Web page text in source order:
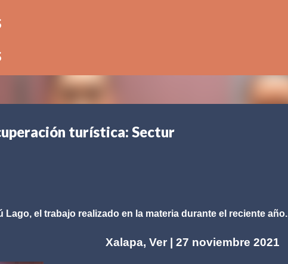
turística: Sectur
el trabajo realizado en la materia durante el reciente año.
Ver | 27 noviembre 2021